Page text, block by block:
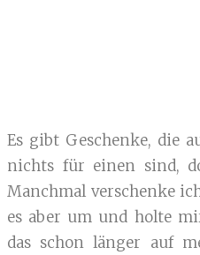
Es gibt Geschenke, die
nichts für einen sind,
Manchmal verschenke
es aber um und holte
das schon länger auf